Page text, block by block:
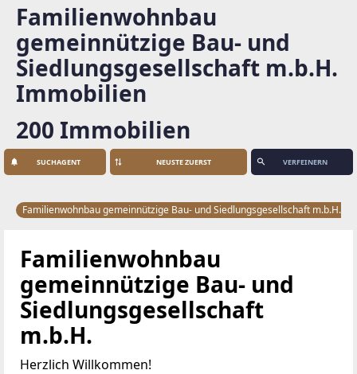
Familienwohnbau
gemeinnützige Bau- und
Siedlungsgesellschaft m.b.H.
Immobilien
200 Immobilien
SUCHAGENT VERFEINERN
Familienwohnbau gemeinnützige Bau- und Siedlungsgesellschaft m.b.H.
Familienwohnbau
gemeinnützige Bau- und
Siedlungsgesellschaft
m.b.H.
Herzlich Willkommen!